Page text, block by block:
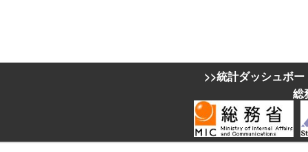
>>統計ダッシュボー
総